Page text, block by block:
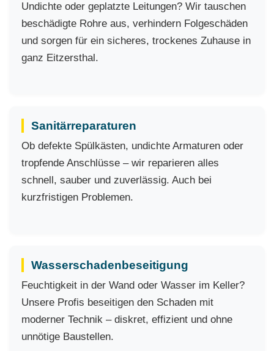
Undichte oder geplatzte Leitungen? Wir tauschen
beschädigte Rohre aus, verhindern Folgeschäden
und sorgen für ein sicheres, trockenes Zuhause in
ganz Eitzersthal.
Sanitärreparaturen
Ob defekte Spülkästen, undichte Armaturen oder
tropfende Anschlüsse – wir reparieren alles
schnell, sauber und zuverlässig. Auch bei
kurzfristigen Problemen.
Wasserschadenbeseitigung
Feuchtigkeit in der Wand oder Wasser im Keller?
Unsere Profis beseitigen den Schaden mit
moderner Technik – diskret, effizient und ohne
unnötige Baustellen.